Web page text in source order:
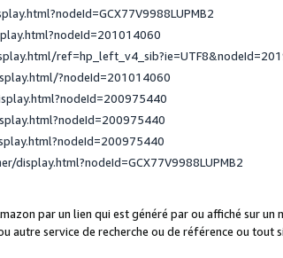
?nodeId=201014060
display.html?nodeId=GCX77V9988LUPMB2
par un lien qui est généré par ou affiché sur
autre service de recherche ou de référence ou tout